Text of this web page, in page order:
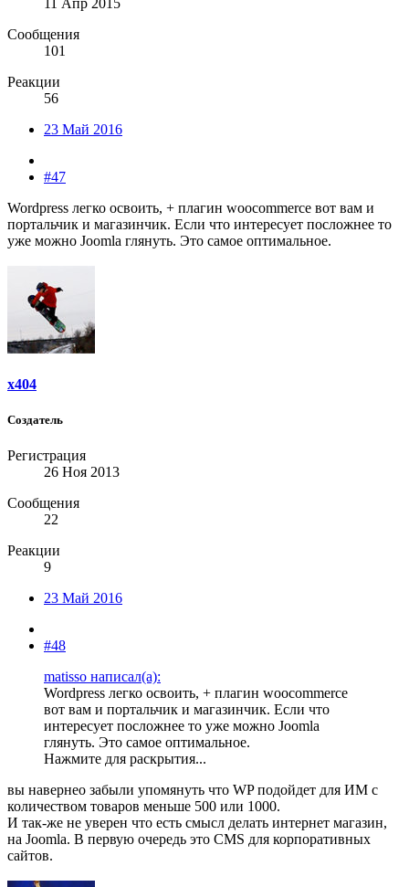
Сообщения
101
Реакции
56
23 Май 2016
#47
Wordpress легко освоить, + плагин woocommerce вот вам и
портальчик и магазинчик. Если что интересует посложнее то
уже можно Joomla глянуть. Это самое оптимальное.
x404
Создатель
Регистрация
26 Ноя 2013
Сообщения
22
Реакции
9
23 Май 2016
#48
matisso написал(а):
Wordpress легко освоить, + плагин woocommerce
вот вам и портальчик и магазинчик. Если что
интересует посложнее то уже можно Joomla
глянуть. Это самое оптимальное.
Нажмите для раскрытия...
вы навернео забыли упомянуть что WP подойдет для ИМ с
количеством товаров меньше 500 или 1000.
И так-же не уверен что есть смысл делать интернет магазин,
на Joomla. В первую очередь это CMS для корпоративных
сайтов.